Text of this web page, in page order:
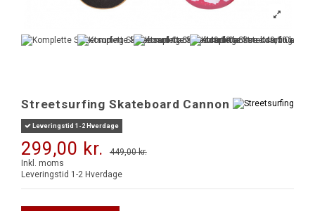
Streetsurfing Skateboard Cannon
Leveringstid 1-2 Hverdage
299,00 kr. 449,00 kr.
Inkl. moms
Leveringstid 1-2 Hverdage